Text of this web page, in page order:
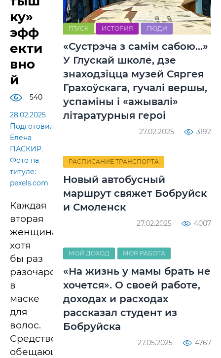
ку»
эфф
екти
вно
й
540
28.02.2025
Подготовила
Елена
ПАСКИР.
Фото на
титуле:
pexels.com
Каждая
вторая
женщина
хотя
бы раз
разочаровывалась
в
маске
для
волос.
Средство,
обещающее
ГЛУСК ИСТОРИЯ ЛЮДИ
«Сустрэча з самім сабою…»
У Глускай школе, дзе
знаходзіцца музей Сяргея
Грахоўскага, гучалі вершы,
успаміны і «ажывалі»
літаратурныя героі
27.02.2025 3192
РАСПИСАНИЕ ТРАНСПОРТА
Новый автобусный
маршрут свяжет Бобруйск
и Смоленск
27.02.2025 4007
МОЙ ДОХОД МОЯ РАБОТА
«На жизнь у мамы брать не
хочется». О своей работе,
доходах и расходах
рассказал студент из
Бобруйска
27.05.2025 4767